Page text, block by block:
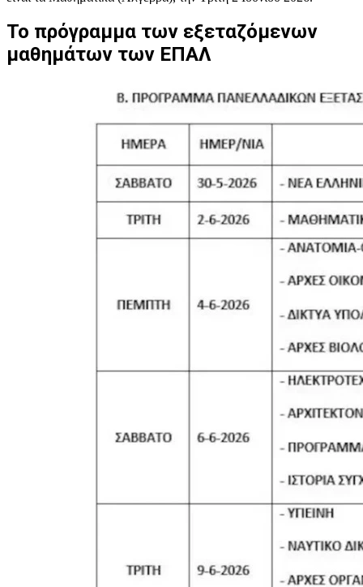
Το πρόγραμμα των εξεταζόμενων
μαθημάτων των ΕΠΑΛ